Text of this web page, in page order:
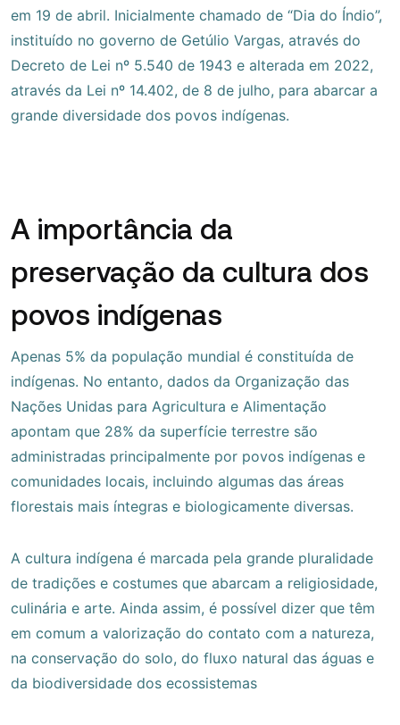
em 19 de abril. Inicialmente chamado de “Dia do Índio”,
instituído no governo de Getúlio Vargas, através do
Decreto de Lei nº 5.540 de 1943 e alterada em 2022,
através da Lei nº 14.402, de 8 de julho, para abarcar a
grande diversidade dos povos indígenas.
A importância da
preservação da cultura dos
povos indígenas
Apenas 5% da população mundial é constituída de
indígenas. No entanto, dados da Organização das
Nações Unidas para Agricultura e Alimentação
apontam que 28% da superfície terrestre são
administradas principalmente por povos indígenas e
comunidades locais, incluindo algumas das áreas
florestais mais íntegras e biologicamente diversas.
A cultura indígena é marcada pela grande pluralidade
de tradições e costumes que abarcam a religiosidade,
culinária e arte. Ainda assim, é possível dizer que têm
em comum a valorização do contato com a natureza,
na conservação do solo, do fluxo natural das águas e
da biodiversidade dos ecossistemas